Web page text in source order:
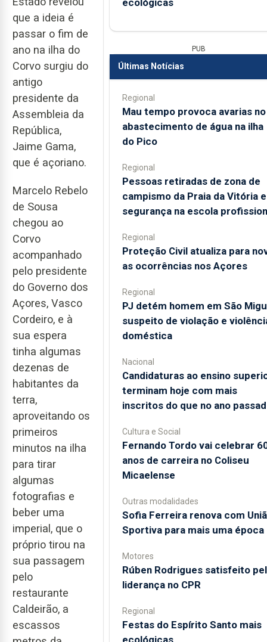
que a ideia é
passar o fim de
ano na ilha do
Corvo surgiu do
antigo
presidente da
Assembleia da
República,
Jaime Gama,
que é açoriano.
Marcelo Rebelo
de Sousa
chegou ao
Corvo
acompanhado
pelo presidente
do Governo dos
Açores, Vasco
Cordeiro, e à
sua espera
tinha algumas
dezenas de
habitantes da
terra,
aproveitando os
primeiros
minutos na ilha
para tirar
algumas
fotografias e
beber uma
imperial, que o
próprio tirou na
sua passagem
pelo
restaurante
Caldeirão, a
escassos
PUB
Últimas Notícias
Regional
Mau tempo provoca avarias no
abastecimento de água na ilha
do Pico
Regional
Pessoas retiradas de zona de
campismo da Praia da Vitória
segurança na escola
Regional
Proteção Civil atualiza para
as ocorrências nos Açores
Regional
PJ detém homem em São
suspeito de violação e
doméstica
Nacional
Candidaturas ao ensino
terminam hoje com mais
inscritos do que no ano
Cultura e Social
Fernando Tordo vai celebrar
anos de carreira no Coliseu
Micaelense
Outras modalidades
Sofia Ferreira renova com
Sportiva para mais uma época
Motores
Rúben Rodrigues satisfeito
liderança no CPR
Regional
Festas do Espírito Santo mais
ecológicas